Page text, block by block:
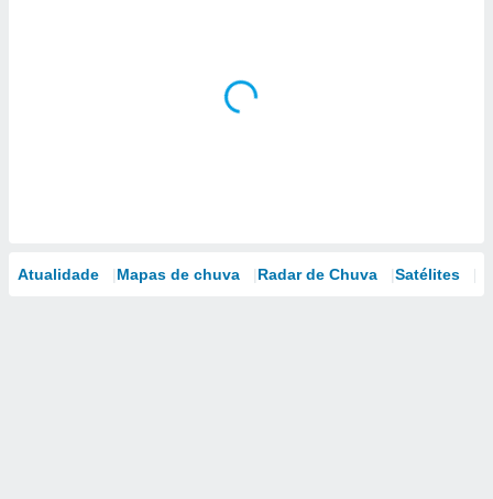
Atualidade Mapas de chuva Radar de Chuva Satélites